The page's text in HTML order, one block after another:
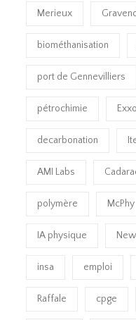
Merieux
biométhanisation
port de Gennevilliers
pétrochimie
decarbonation
AMI Labs
polymère McPhy
IA physique
insa emploi
Raffale cpge